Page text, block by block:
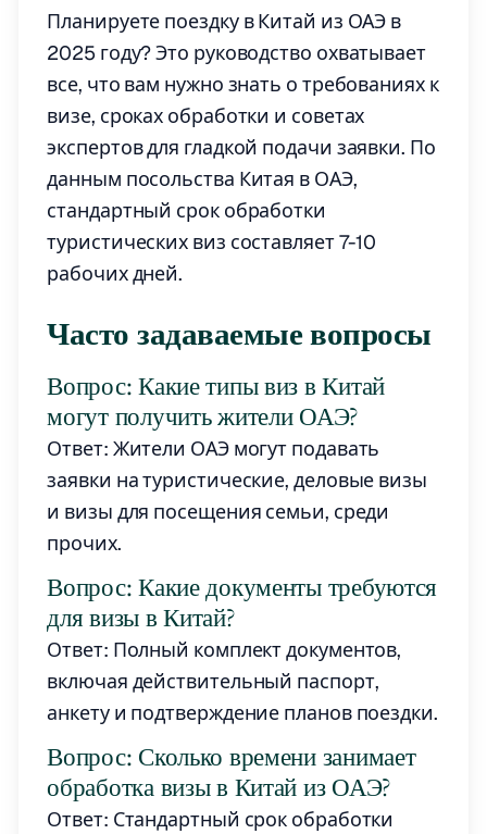
Планируете поездку в Китай из ОАЭ в
2025 году? Это руководство охватывает
все, что вам нужно знать о требованиях к
визе, сроках обработки и советах
экспертов для гладкой подачи заявки. По
данным посольства Китая в ОАЭ,
стандартный срок обработки
туристических виз составляет 7-10
рабочих дней.
Часто задаваемые вопросы
Вопрос: Какие типы виз в Китай
могут получить жители ОАЭ?
Ответ: Жители ОАЭ могут подавать
заявки на туристические, деловые визы
и визы для посещения семьи, среди
прочих.
Вопрос: Какие документы требуются
для визы в Китай?
Ответ: Полный комплект документов,
включая действительный паспорт,
анкету и подтверждение планов поездки.
Вопрос: Сколько времени занимает
обработка визы в Китай из ОАЭ?
Ответ: Стандартный срок обработки